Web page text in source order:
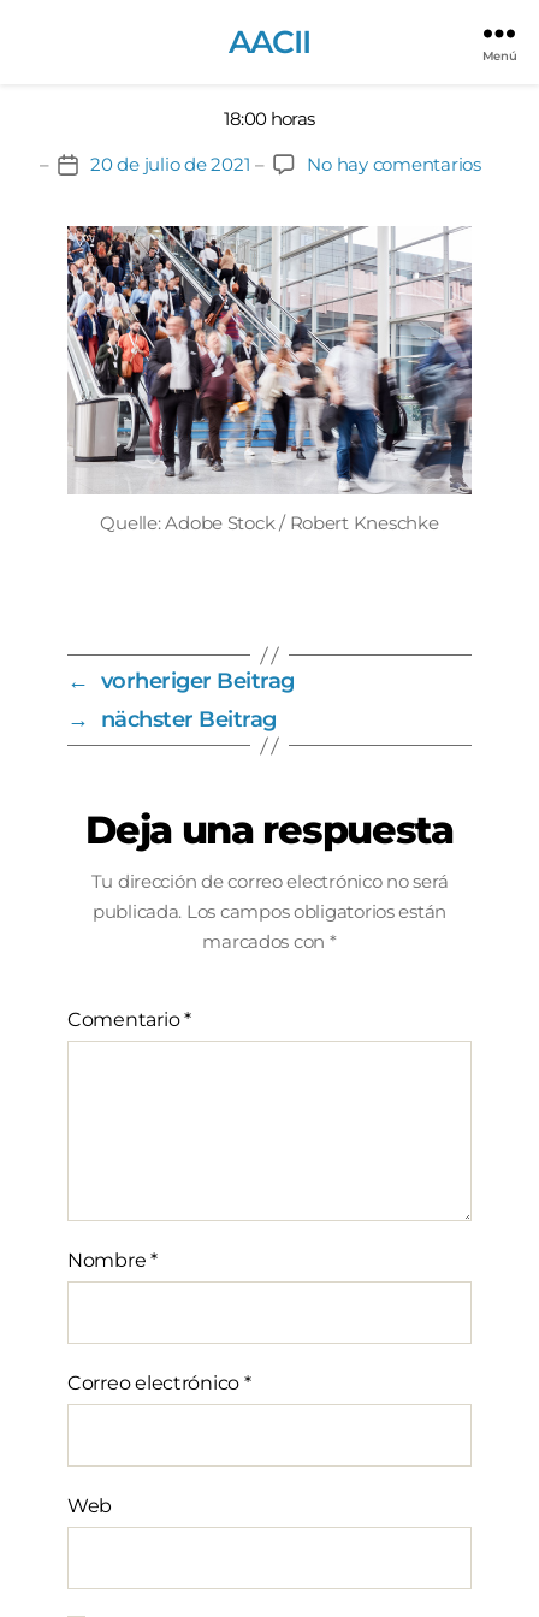
AACII Menú
Fin del congreso
18:00 horas
Fecha
entrada
20 de julio de 2021 No hay comentariosen
Quelle: Adobe Stock / Robert Kneschke
← vorheriger Beitrag
→
nächster Beitrag
Deja una respuesta
Tu dirección de correo electrónico no será
publicada. Los campos obligatorios están
marcados con *
Comentario*
Nombre*
Correo electrónico *
Web